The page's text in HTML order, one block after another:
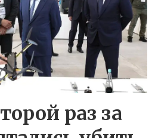
раз за